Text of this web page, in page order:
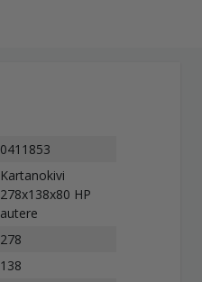
0411853
Kartanokivi
278x138x80 HP
autere
278
138